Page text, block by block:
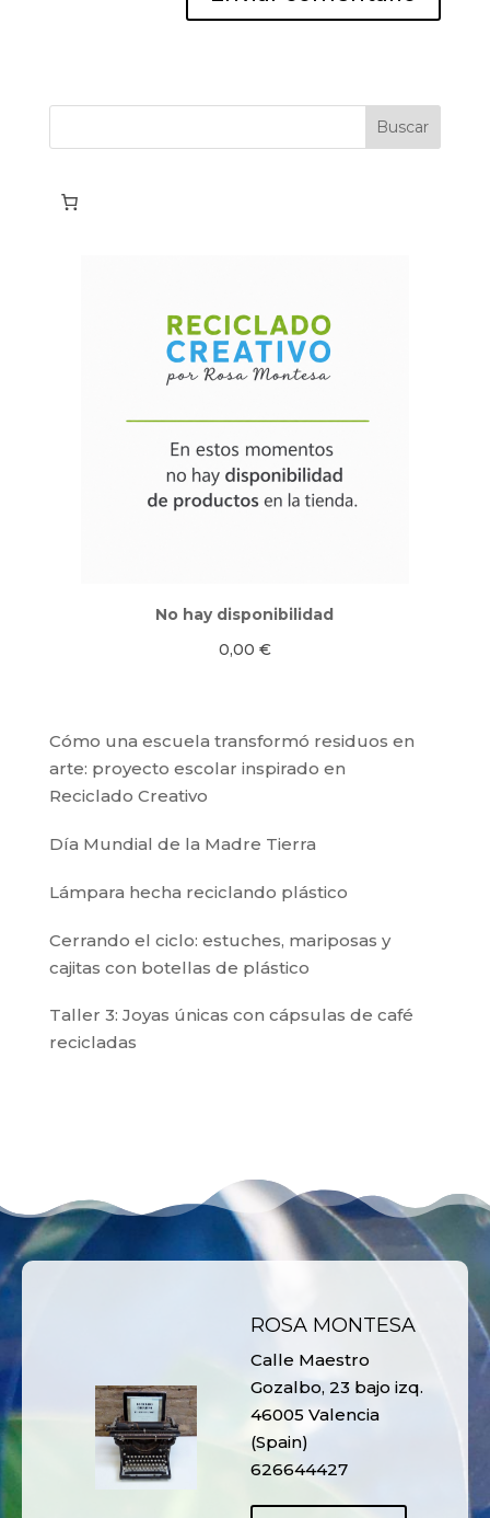
No hay disponibilidad
0,00 €
Cómo una escuela transformó residuos en
arte: proyecto escolar inspirado en
Reciclado Creativo
Día Mundial de la Madre Tierra
Lámpara hecha reciclando plástico
Cerrando el ciclo: estuches, mariposas y
cajitas con botellas de plástico
Taller 3: Joyas únicas con cápsulas de café
recicladas
ROSA MONTESA
Calle Maestro
Gozalbo, 23 bajo izq.
46005 Valencia
(Spain)
626644427